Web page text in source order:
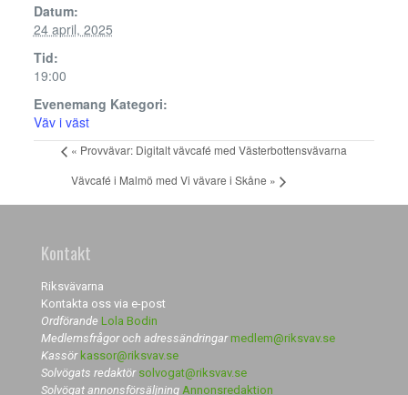
Datum:
24 april, 2025
Tid:
19:00
Evenemang Kategori:
Väv i väst
« Provvävar: Digitalt vävcafé med Västerbottensvävarna
Vävcafé i Malmö med Vi vävare i Skåne »
Kontakt
Riksvävarna
Kontakta oss via e-post
Ordförande Lola Bodin
Medlemsfrågor och adressändringarmedlem@riksvav.se
Kassör kassor@riksvav.se
Solvögats redaktör solvogat@riksvav.se
Solvögat annonsförsäljning Annonsredaktion